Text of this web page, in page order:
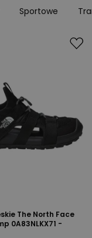
Sportowe
The North Face
0A83NLKX71 -